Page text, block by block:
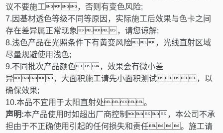
议不要施工，否则有变色风险;
7. 因基材透色等级不同等原因，实际施工后效果与色卡之间
存在差异属正常现象，请您谅解;
8.浅色产品在光照条件下有黄变风险，光线直射区域
尽量规避使用浅色;
9.不同批次产品颜色，效果会有微小差
异，大面积施工请先小面积测试，以
确保效果;
10.本品不宜用于太阳直射处。
声明:本产品使用时如超出厂商控制，本公司不承
担由于不正确使用引起的任何损失和责任。施工请